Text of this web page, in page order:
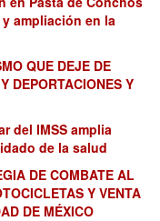
ampliación en la
QUE DEJE DE
DEPORTACIONES Y
del IMSS amplia
de la salud
DE COMBATE AL
Y VENTA
DE MÉXICO